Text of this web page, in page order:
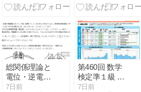
用
総関係理論と
電位・逆電位
差ベクトル ～
7日前
第460回 数学
検定準１級 の
合否結果が出
7日前